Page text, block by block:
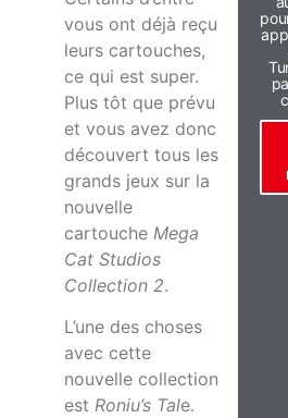
vous ont déjà reçu
leurs cartouches,
ce qui est super.
Plus tôt que prévu
et vous avez donc
découvert tous les
grands jeux sur la
nouvelle
cartoucheMega
Cat Studios
Collection 2.
L’une des choses
avec cette
nouvelle collection
estRoniu’s Tale.